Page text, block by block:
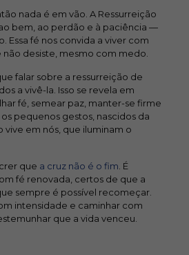
nada é em vão. A Ressurreição
bem, ao perdão e à paciência —
Essa fé nos convida a viver com
desiste, mesmo com medo.
falar sobre a ressurreição de
a vivê-la. Isso se revela em
fé, semear paz, manter-se firme
pequenos gestos, nascidos da
vive em nós, que iluminam o
que a cruz não é o fim . É
fé renovada, certos de que a
sempre é possível recomeçar.
intensidade e caminhar com
que a vida venceu.